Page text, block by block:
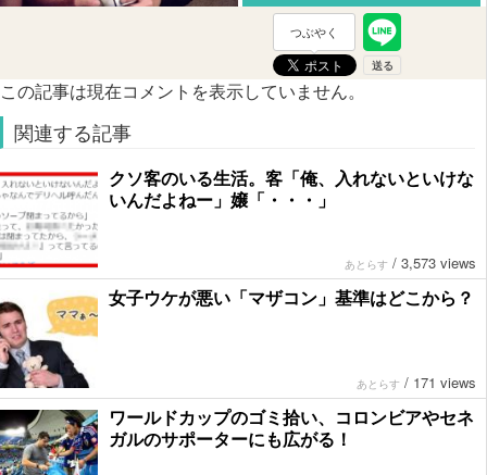
つぶやく
この記事は現在コメントを表示していません。
関連する記事
クソ客のいる生活。客「俺、入れないといけな
いんだよねー」嬢「・・・」
あとらす / 3,573 views
女子ウケが悪い「マザコン」基準はどこから？
あとらす / 171 views
ワールドカップのゴミ拾い、コロンビアやセネ
ガルのサポーターにも広がる！